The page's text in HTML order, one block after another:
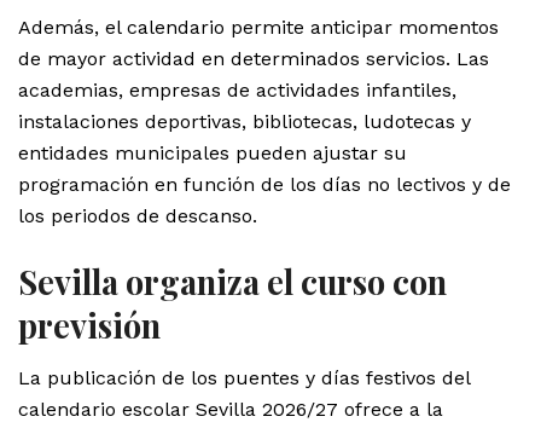
Además, el calendario permite anticipar momentos
de mayor actividad en determinados servicios. Las
academias, empresas de actividades infantiles,
instalaciones deportivas, bibliotecas, ludotecas y
entidades municipales pueden ajustar su
programación en función de los días no lectivos y de
los periodos de descanso.
Sevilla organiza el curso con
previsión
La publicación de los puentes y días festivos del
calendario escolar Sevilla 2026/27 ofrece a la